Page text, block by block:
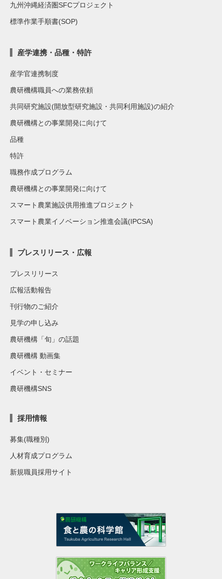
九州沖縄経済圏SFCプロジェクト
標準作業手順書(SOP)
産学連携・品種・特許
産学官連携制度
農研機構職員への業務依頼
共同研究施設(開放型研究施設・共同利用施設)の紹介
農研機構との事業開発に向けて
品種
特許
職務作成プログラム
農研機構との事業開発に向けて
スマート農業施設供用推進プロジェクト
スマート農業イノベーション推進会議(IPCSA)
プレスリリース・広報
プレスリリース
広報活動報告
刊行物のご紹介
見学の申し込み
農研機構「旬」の話題
農研機構 動画集
イベント・セミナー
農研機構SNS
採用情報
募集(職種別)
人材育成プログラム
新規職員採用サイト